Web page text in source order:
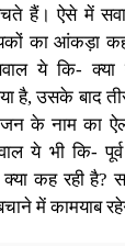
हैं। ऐसे में
का आंकड़ा
ये कि- क्या
है, उसके बाद
के नाम का
ये भी कि-
क्या कह रही है?
में कामयाब